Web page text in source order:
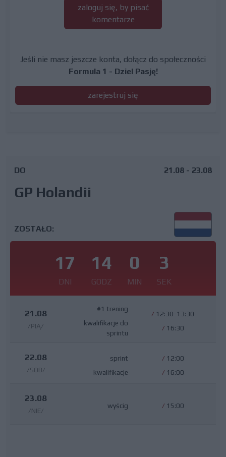
zaloguj się, by pisać
komentarze
Jeśli nie masz jeszcze konta, dołącz do społeczności
Formula 1 - Dziel Pasję!
zarejestruj się
DO
GP Holandii
21.08 - 23.08
ZOSTAŁO:
17
DNI
14
GODZ
0
MIN
2
SEK
21.08
/PIĄ/
#1 trening
kwalifikacje do
sprintu
/ 12:30-13:30
/ 16:30
22.08
/SOB/
sprint
kwalifikacje
/ 12:00
/ 16:00
23.08
/NIE/
wyścig / 15:00